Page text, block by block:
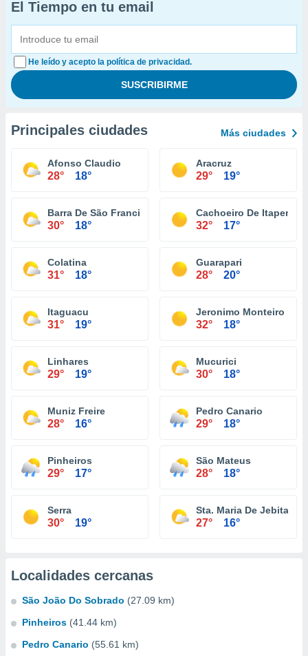
El Tiempo en tu email
He leído y acepto la política de privacidad.
Principales ciudades Más ciudades
Afonso Claudio
28° 18°
Aracruz
29° 19°
Barra De São Francisco
30° 18°
Cachoeiro De
32° 17°
Colatina
31° 18°
Guarapari
28° 20°
Itaguacu
31° 19°
Jeronimo Monteiro
32° 18°
Linhares
29° 19°
Mucurici
30° 18°
Muniz Freire
28° 16°
Pedro Canario
29° 18°
Pinheiros
29° 17°
São Mateus
28° 18°
Serra
30° 19°
Sta. Maria De Jebita
27° 16°
Localidades cercanas
São João Do Sobrado (27.09 km)
Pinheiros (41.44 km)
Pedro Canario (55.61 km)